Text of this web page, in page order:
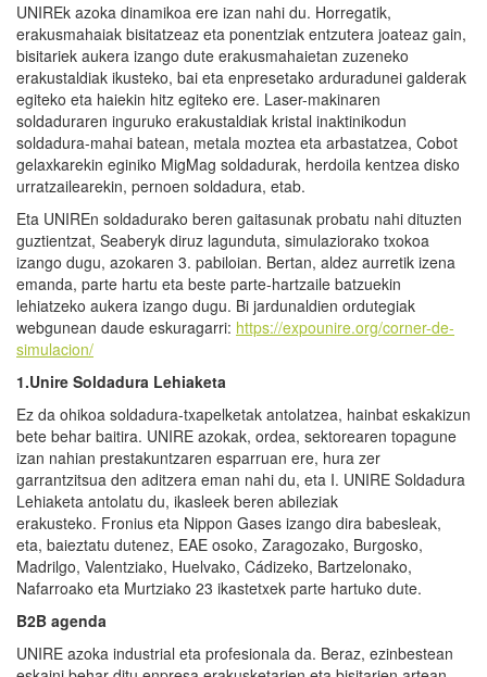
UNIREk azoka dinamikoa ere izan nahi du. Horregatik,
erakusmahaiak bisitatzeaz eta ponentziak entzutera joateaz gain,
bisitariek aukera izango dute erakusmahaietan zuzeneko
erakustaldiak ikusteko, bai eta enpresetako arduradunei galderak
egiteko eta haiekin hitz egiteko ere. Laser-makinaren
soldaduraren inguruko erakustaldiak kristal inaktinikodun
soldadura-mahai batean, metala moztea eta arbastatzea, Cobot
gelaxkarekin eginiko MigMag soldadurak, herdoila kentzea disko
urratzailearekin, pernoen soldadura, etab.
Eta UNIREn soldadurako beren gaitasunak probatu nahi dituzten
guztientzat, Seaberyk diruz lagunduta, simulaziorako txokoa
izango dugu, azokaren 3. pabiloian. Bertan, aldez aurretik izena
emanda, parte hartu eta beste parte-hartzaile batzuekin
lehiatzeko aukera izango dugu. Bi jardunaldien ordutegiak
webgunean daude eskuragarri: https://expounire.org/corner-de-
simulacion/
1.Unire Soldadura Lehiaketa
Ez da ohikoa soldadura-txapelketak antolatzea, hainbat eskakizun
bete behar baitira. UNIRE azokak, ordea, sektorearen topagune
izan nahian prestakuntzaren esparruan ere, hura zer
garrantzitsua den aditzera eman nahi du, eta I. UNIRE Soldadura
Lehiaketa antolatu du, ikasleek beren abileziak
erakusteko. Fronius eta Nippon Gases izango dira babesleak,
eta, baieztatu dutenez, EAE osoko, Zaragozako, Burgosko,
Madrilgo, Valentziako, Huelvako, Cádizeko, Bartzelonako,
Nafarroako eta Murtziako 23 ikastetxek parte hartuko dute.
B2B agenda
UNIRE azoka industrial eta profesionala da. Beraz, ezinbestean